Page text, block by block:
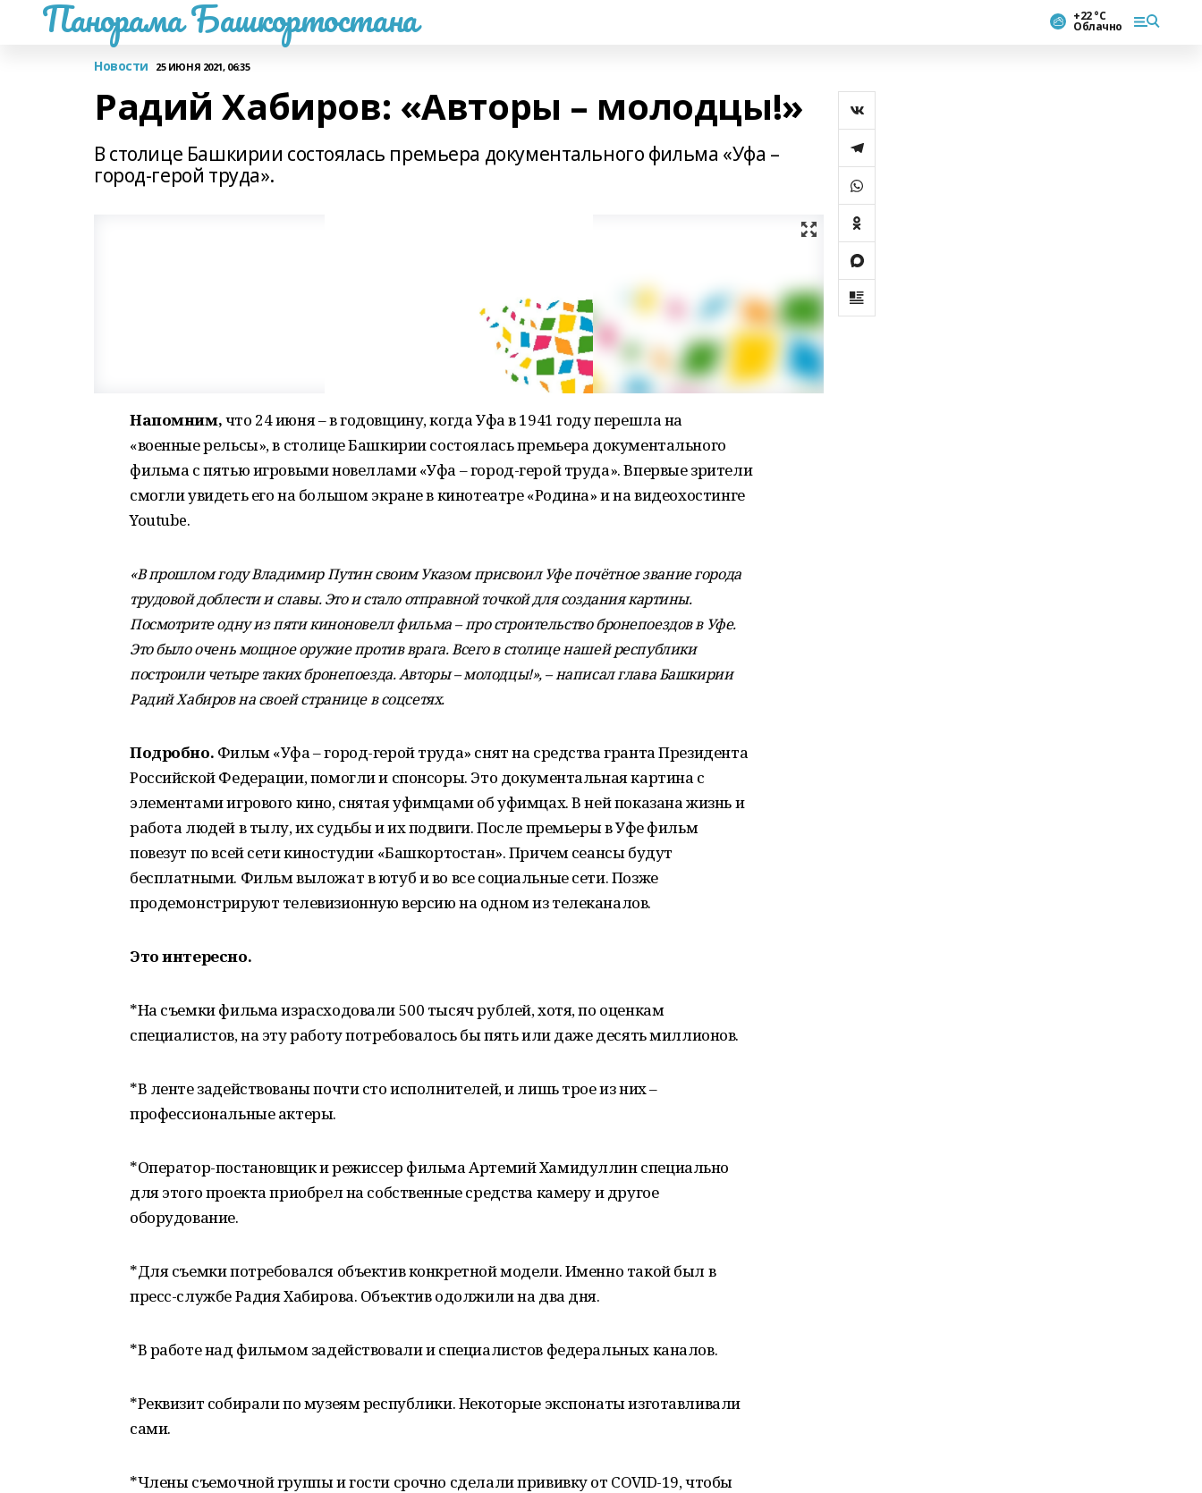
Панорама Башкортостана +22 °С
Облачно
Новости 25 ИЮНЯ 2021, 06:35
Радий Хабиров: «Авторы – молодцы!»
В столице Башкирии состоялась премьера документального фильма «Уфа –
город-герой труда».
Напомним,что 24 июня – в годовщину, когда Уфа в 1941 году перешла на
«военные рельсы», в столице Башкирии состоялась премьера документального
фильма с пятью игровыми новеллами «Уфа – город-герой труда». Впервые зрители
смогли увидеть его на большом экране в кинотеатре «Родина» и на видеохостинге
Youtube.
«В прошлом году Владимир Путин своим Указом присвоил Уфе почётное звание города
трудовой доблести и славы. Это и стало отправной точкой для создания картины.
Посмотрите одну из пяти киноновелл фильма – про строительство бронепоездов в Уфе.
Это было очень мощное оружие против врага. Всего в столице нашей республики
построили четыре таких бронепоезда. Авторы – молодцы!», – написал глава Башкирии
Радий Хабиров на своей странице в соцсетях.
Подробно. Фильм «Уфа – город-герой труда» снят на средства гранта Президента
Российской Федерации, помогли и спонсоры. Это документальная картина с
элементами игрового кино, снятая уфимцами об уфимцах. В ней показана жизнь и
работа людей в тылу, их судьбы и их подвиги. После премьеры в Уфе фильм
повезут по всей сети киностудии «Башкортостан». Причем сеансы будут
бесплатными. Фильм выложат в ютуб и во все социальные сети. Позже
продемонстрируют телевизионную версию на одном из телеканалов.
Это интересно.
*На съемки фильма израсходовали 500 тысяч рублей, хотя, по оценкам
специалистов, на эту работу потребовалось бы пять или даже десять миллионов.
*В ленте задействованы почти сто исполнителей, и лишь трое из них –
профессиональные актеры.
*Оператор-постановщик и режиссер фильма Артемий Хамидуллин специально
для этого проекта приобрел на собственные средства камеру и другое
оборудование.
*Для съемки потребовался объектив конкретной модели. Именно такой был в
пресс-службе Радия Хабирова. Объектив одолжили на два дня.
*В работе над фильмом задействовали и специалистов федеральных каналов.
*Реквизит собирали по музеям республики. Некоторые экспонаты изготавливали
сами.
*Члены съемочной группы и гости срочно сделали прививку от COVID-19, чтобы